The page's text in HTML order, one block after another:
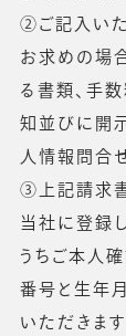
②ご記入い
お求めの場
る書類、手
知並びに開
人情報問合
③上記請求書
当社に登録
うちご本人
番号と生年
いただきます